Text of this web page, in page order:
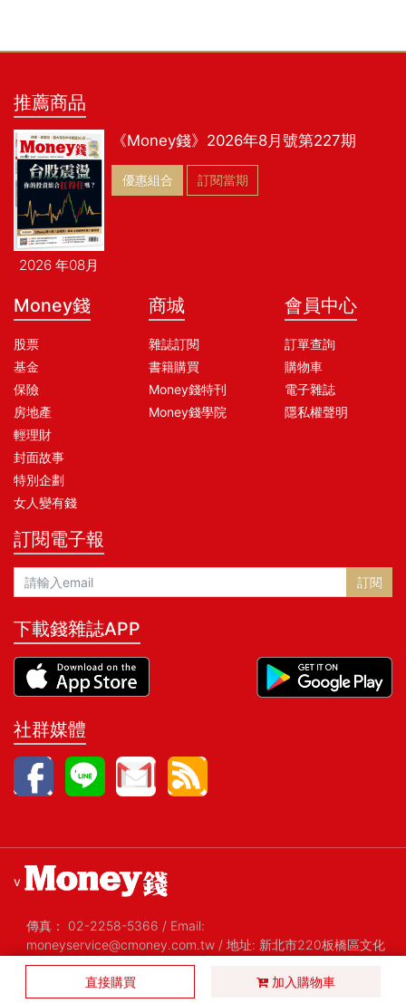
直接購買 加入購物車
推薦商品
2026 年08月
《Money錢》2026年8月號第227期
優惠組合 訂閱當期
Money錢
股票
基金
保險
房地產
輕理財
封面故事
特別企劃
女人變有錢
商城
雜誌訂閱
書籍購買
Money錢特刊
Money錢學院
會員中心
訂單查詢
購物車
電子雜誌
隱私權聲明
訂閱電子報
訂閱
下載錢雜誌APP
社群媒體
v
傳真： 02-2258-5366 / Email:
moneyservice@cmoney.com.tw / 地址: 新北市220板橋區文化
路一段268號20樓之2/統編: 52420159
Copyright@2026 金尉股份有限公司 All Rights Reserved 版權